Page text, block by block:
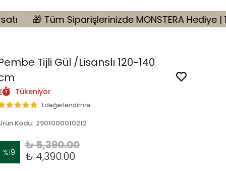
MONSTERA Hediye | 10.000 tl Üzeri %10
Tijli Gül /Lisanslı 120-140
Tükeniyor
1 değerlendirme
Kodu: 2901000010212
%19
₺ 5,390.00
₺ 4,390.00